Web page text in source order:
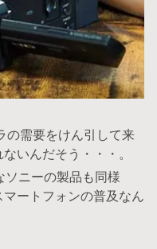
の需要をけん引して来
いんだそう・・・。
ソニーの製品も同様
ートフォンの普及なん